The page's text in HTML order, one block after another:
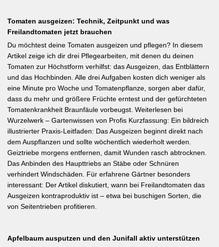
Tomaten ausgeizen: Technik, Zeitpunkt und was
Freilandtomaten jetzt brauchen
Du möchtest deine Tomaten ausgeizen und pflegen? In diesem
Artikel zeige ich dir drei Pflegearbeiten, mit denen du deinen
Tomaten zur Höchstform verhilfst: das Ausgeizen, das Entblättern
und das Hochbinden. Alle drei Aufgaben kosten dich weniger als
eine Minute pro Woche und Tomatenpflanze, sorgen aber dafür,
dass du mehr und größere Früchte erntest und der gefürchteten
Tomatenkrankheit Braunfäule vorbeugst. Weiterlesen bei
Wurzelwerk – Gartenwissen von Profis Kurzfassung: Ein bildreich
illustrierter Praxis-Leitfaden: Das Ausgeizen beginnt direkt nach
dem Auspflanzen und sollte wöchentlich wiederholt werden.
Geiztriebe morgens entfernen, damit Wunden rasch abtrocknen.
Das Anbinden des Haupttriebs an Stäbe oder Schnüren
verhindert Windschäden. Für erfahrene Gärtner besonders
interessant: Der Artikel diskutiert, wann bei Freilandtomaten das
Ausgeizen kontraproduktiv ist – etwa bei buschigen Sorten, die
von Seitentrieben profitieren.
Apfelbaum ausputzen und den Junifall aktiv unterstützen